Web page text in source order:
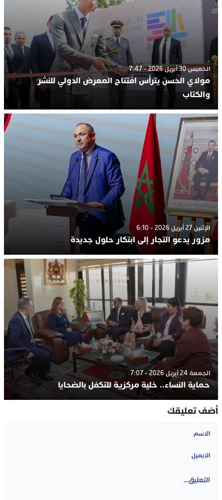
الخميس 30 أبريل 2026 - 7:47
مولاي الحسن يترأس افتتاح المعرض الدولي للنشر
والكتاب
الإثنين 27 أبريل 2026 - 6:10
مزور يدعو التجار إلى ابتكار حلول جديدة
الجمعة 24 أبريل 2026 - 7:07
حماية النساء.. خلية مركزية للتكفل بالضحايا
أضف تعليقك